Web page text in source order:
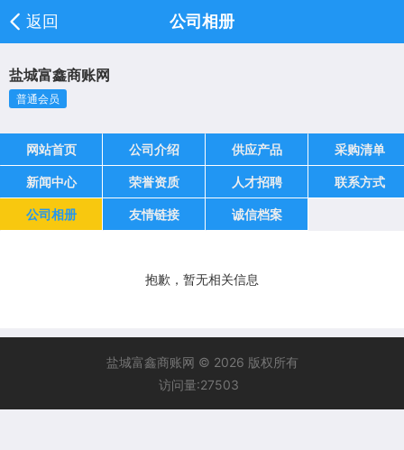
返回 公司相册
盐城富鑫商账网
普通会员
网站首页 公司介绍 供应产品 采购清单
新闻中心 荣誉资质 人才招聘 联系方式
公司相册 友情链接 诚信档案
抱歉，暂无相关信息
盐城富鑫商账网 © 2026 版权所有
访问量:27503